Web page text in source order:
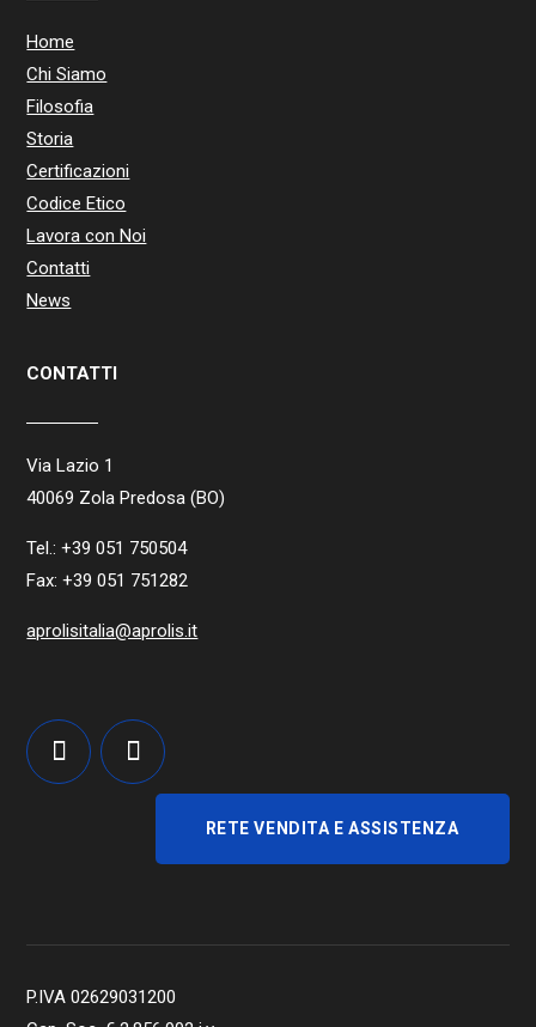
Home
Chi Siamo
Filosofia
Storia
Certificazioni
Codice Etico
Lavora con Noi
Contatti
News
CONTATTI
Via Lazio 1
40069 Zola Predosa (BO)
Tel.: +39 051 750504
Fax: +39 051 751282
aprolisitalia@aprolis.it
RETE VENDITA E ASSISTENZA
P.IVA 02629031200